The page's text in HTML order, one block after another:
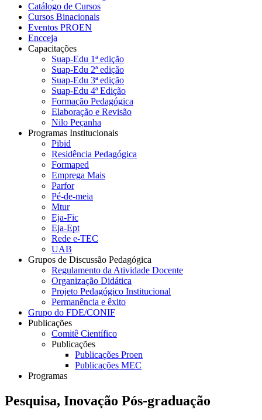
Catálogo de Cursos
Cursos Binacionais
Eventos PROEN
Encceja
Capacitações
Suap-Edu 1ª edição
Suap-Edu 2ª edição
Suap-Edu 3ª edição
Suap-Edu 4ª Edição
Formação Pedagógica
Elaboração e Revisão
Nilo Peçanha
Programas Institucionais
Pibid
Residência Pedagógica
Formaped
Emprega Mais
Parfor
Pé-de-meia
Mtur
Eja-Fic
Eja-Ept
Rede e-TEC
UAB
Grupos de Discussão Pedagógica
Regulamento da Atividade Docente
Organização Didática
Projeto Pedagógico Institucional
Permanência e êxito
Grupo do FDE/CONIF
Publicações
Comitê Científico
Publicações
Publicações Proen
Publicações MEC
Programas
Pesquisa, Inovação Pós-graduação